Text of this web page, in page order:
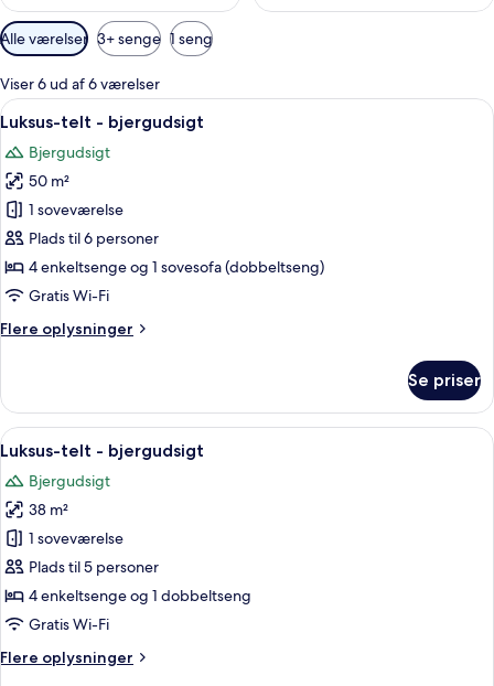
Tilgængelige
filtre
for
værelser
Alle værelser 3+ senge 1 seng
Viser 6 ud af 6 værelser
Indlæs
alle
billeder
af
Luksus-
telt
-
bjergudsigt
Et værelse med udsigt til et bjerg og
13
Luksus-telt - bjergudsigt
Bjergudsigt
50 m²
1 soveværelse
Plads til 6 personer
4 enkeltsenge og 1 sovesofa (dobbeltseng)
Gratis Wi-Fi
Flere oplysninger
Flere
telt
bjergudsigt
Se priser
Indlæs
alle
billeder
af
Luksus-
telt
-
bjergudsigt
En træterrasse med hængekøje, to
14
Luksus-telt - bjergudsigt
Bjergudsigt
38 m²
1 soveværelse
Plads til 5 personer
4 enkeltsenge og 1 dobbeltseng
Gratis Wi-Fi
Flere oplysninger
Flere